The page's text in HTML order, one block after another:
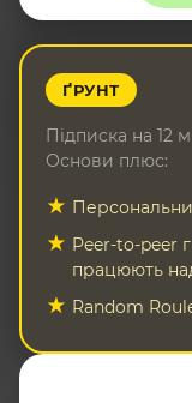
ҐРУНТ
Підписка на 12
Основи плюс:
Peer-to-peer
працюють
Random